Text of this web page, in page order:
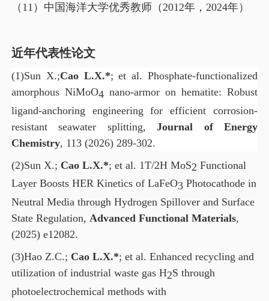
（ 11 ）中国海洋大学优秀教师（ 2012年， 2024年）
近年代表性论文
(1)Sun X.;Cao L.X.*; et al. Phosphate-functionalized
amorphous NiMoO4 nano-armor on hematite: Robust
ligand-anchoring engineering for efficient corrosion-
resistant seawater splitting,Journal of Energy
Chemistry, 113 (2026) 289-302.
(2)Sun X.; Cao L.X.*; et al. 1T/2H MoS2 Functional
Layer Boosts HER Kinetics of LaFeO3Photocathode in
Neutral Media through Hydrogen Spillover and Surface
State Regulation, Advanced Functional Materials,
(2025) e12082.
(3)Hao Z.C.; Cao L.X.*; et al. Enhanced recycling and
utilization of industrial waste gas H2S through
photoelectrochemical methods with